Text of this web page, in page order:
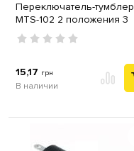
Переключатель-тумблер
MTS-102 2 положения 3
контакта
15,17 грн
В наличии